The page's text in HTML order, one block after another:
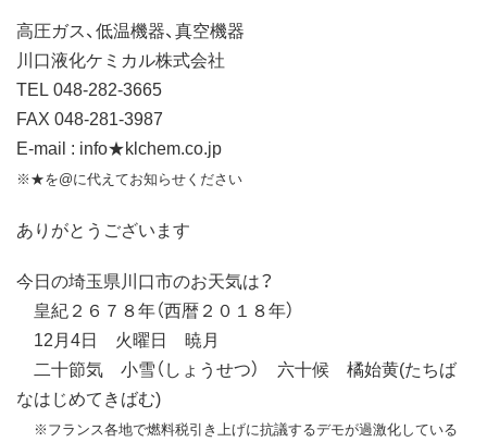
高圧ガス、低温機器、真空機器
川口液化ケミカル株式会社
TEL 048-282-3665
FAX 048-281-3987
E-mail : info★klchem.co.jp
※★を@に代えてお知らせください
ありがとうございます
今日の埼玉県川口市のお天気は？
皇紀２６７８年（西暦２０１８年）
12月4日 火曜日 暁月
二十節気 小雪（しょうせつ） 六十候 橘始黄(たちば
なはじめてきばむ)
※フランス各地で燃料税引き上げに抗議するデモが過激化している